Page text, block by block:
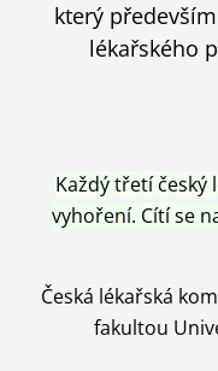
který
lékařského
Každý třetí
vyhoření. Cítí se
Česká lékařská
fakultou